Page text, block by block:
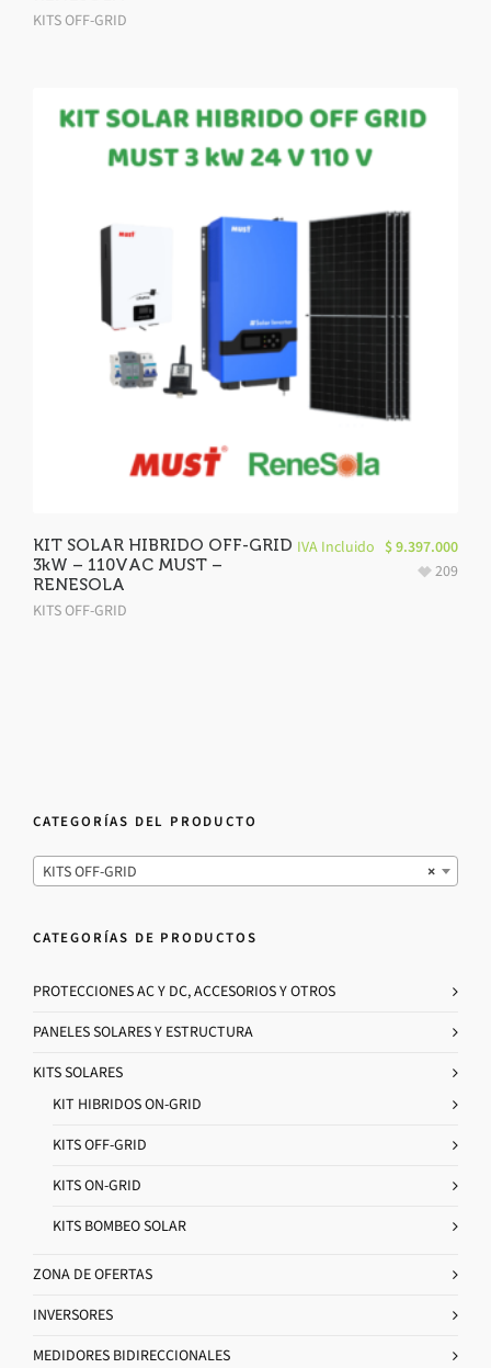
KITS OFF-GRID
KIT SOLAR HIBRIDO OFF-GRID
3kW – 110VAC MUST –
RENESOLA
KITS OFF-GRID
IVA Incluido $9.397.000
209
CATEGORÍAS DEL PRODUCTO
×
KITS OFF-GRID
CATEGORÍAS DE PRODUCTOS
PROTECCIONES AC Y DC, ACCESORIOS Y OTROS
PANELES SOLARES Y ESTRUCTURA
KITS SOLARES
KIT HIBRIDOS ON-GRID
KITS OFF-GRID
KITS ON-GRID
KITS BOMBEO SOLAR
ZONA DE OFERTAS
INVERSORES
MEDIDORES BIDIRECCIONALES